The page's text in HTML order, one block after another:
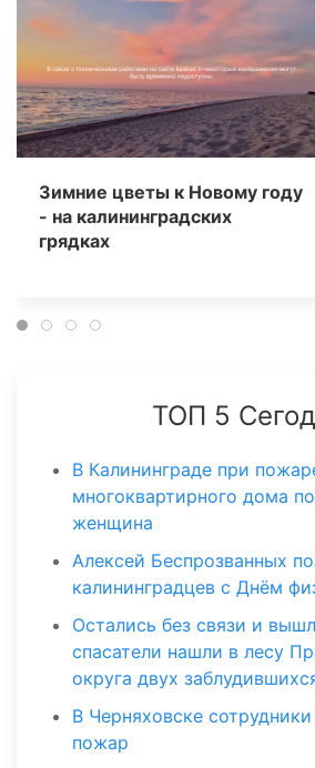
Зимние цветы к Новому году
- на калининградских
грядках
ТОП 5
В Калининграде при
многоквартирного дома
женщина
Алексей Беспрозванных
калининградцев с Днём
Остались без связи и
спасатели нашли в лесу
округа двух
В Черняховске
пожар